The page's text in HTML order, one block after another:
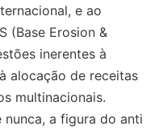
e ao
(Base Erosion &
inerentes à
alocação de receitas
multinacionais.
nunca, a figura do anti